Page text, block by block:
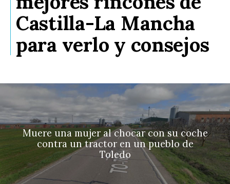
Castilla-La Mancha
para verlo y consejos
Muere una mujer al chocar con su coche
contra un tractor en un pueblo de
Toledo